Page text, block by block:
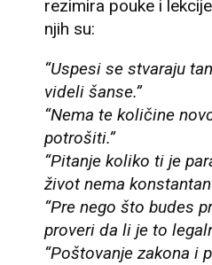
rezimira pouke i
njih su:
“Uspesi se stvaraju
videli šanse.”
“Nema te količine
potrošiti.”
“Pitanje koliko ti je
život nema
“Pre nego što budes
proveri da li je to
“Poštovanje zakona i